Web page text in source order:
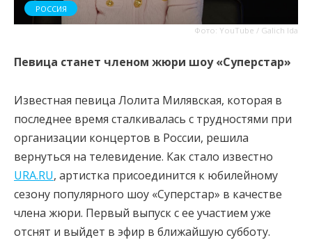
Фото: YouTube / Galich Ida
РОССИЯ
Певица станет членом жюри шоу «Суперстар»
Известная певица Лолита Милявская, которая в
последнее время сталкивалась с трудностями при
организации концертов в России, решила
вернуться на телевидение. Как стало известно
URA.RU, артистка присоединится к юбилейному
сезону популярного шоу «Суперстар» в качестве
члена жюри. Первый выпуск с ее участием уже
отснят и выйдет в эфир в ближайшую субботу.